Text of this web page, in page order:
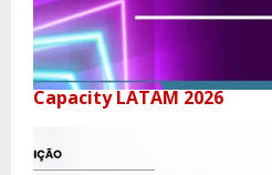
Capacity LATAM 2026